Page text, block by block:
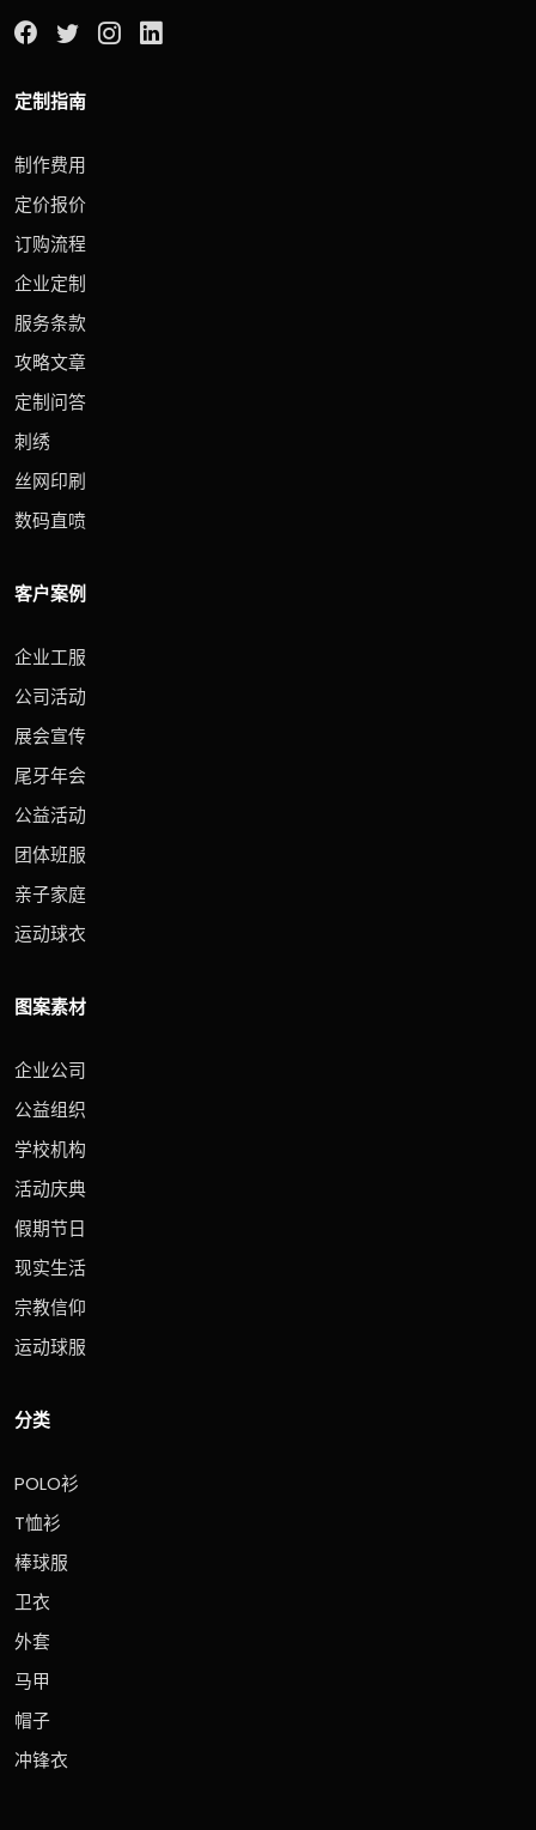
定制指南
制作费用
定价报价
订购流程
企业定制
服务条款
攻略文章
定制问答
刺绣
丝网印刷
数码直喷
客户案例
企业工服
公司活动
展会宣传
尾牙年会
公益活动
团体班服
亲子家庭
运动球衣
图案素材
企业公司
公益组织
学校机构
活动庆典
假期节日
现实生活
宗教信仰
运动球服
分类
POLO衫
T恤衫
棒球服
卫衣
外套
马甲
帽子
冲锋衣